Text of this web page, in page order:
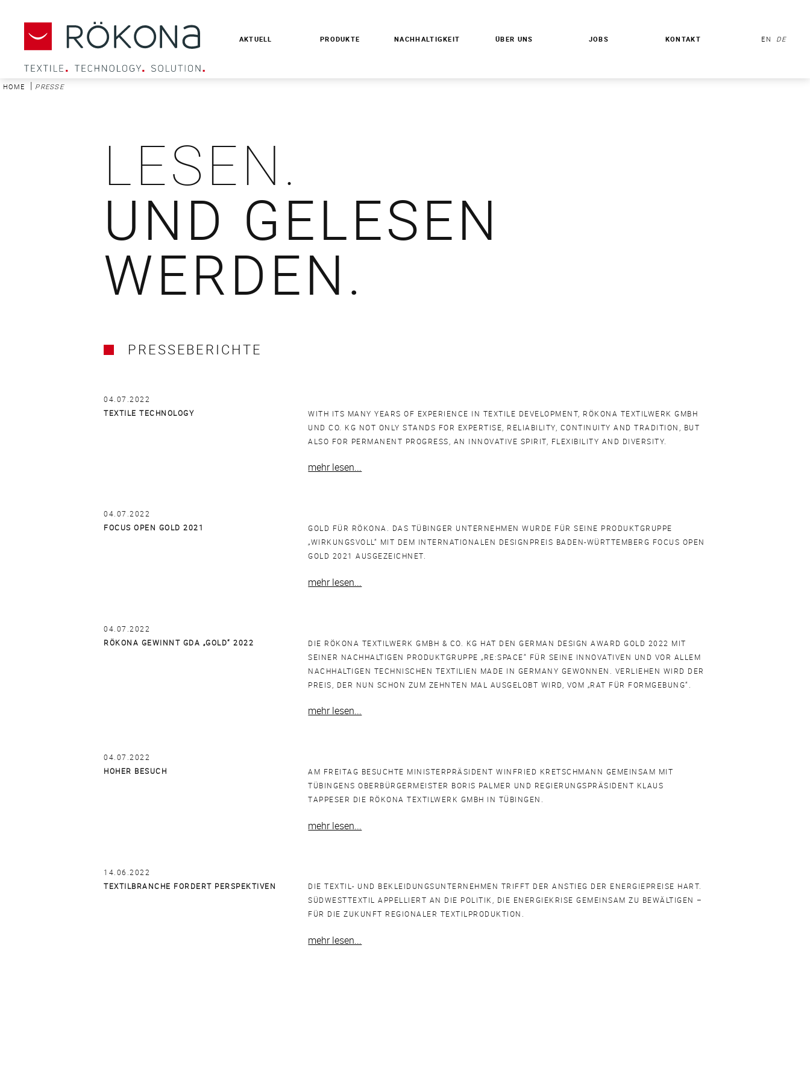
AKTUELL PRODUKTE NACHHALTIGKEIT ÜBER UNS JOBS KONTAKT EN DE
HOME | PRESSE
LESEN.
UND GELESEN
WERDEN.
PRESSEBERICHTE
04.07.2022
TEXTILE TECHNOLOGY
WITH ITS MANY YEARS OF EXPERIENCE IN TEXTILE DEVELOPMENT, RÖKONA TEXTILWERK GMBH
UND CO. KG NOT ONLY STANDS FOR EXPERTISE, RELIABILITY, CONTINUITY AND TRADITION, BUT
ALSO FOR PERMANENT PROGRESS, AN INNOVATIVE SPIRIT, FLEXIBILITY AND DIVERSITY.
mehr lesen...
04.07.2022
FOCUS OPEN GOLD 2021
GOLD FÜR RÖKONA. DAS TÜBINGER UNTERNEHMEN WURDE FÜR SEINE PRODUKTGRUPPE
„WIRKUNGSVOLL“ MIT DEM INTERNATIONALEN DESIGNPREIS BADEN-WÜRTTEMBERG FOCUS OPEN
GOLD 2021 AUSGEZEICHNET.
mehr lesen...
04.07.2022
RÖKONA GEWINNT GDA „GOLD“ 2022
DIE RÖKONA TEXTILWERK GMBH & CO. KG HAT DEN GERMAN DESIGN AWARD GOLD 2022 MIT
SEINER NACHHALTIGEN PRODUKTGRUPPE „RE:SPACE“ FÜR SEINE INNOVATIVEN UND VOR ALLEM
NACHHALTIGEN TECHNISCHEN TEXTILIEN MADE IN GERMANY GEWONNEN. VERLIEHEN WIRD DER
PREIS, DER NUN SCHON ZUM ZEHNTEN MAL AUSGELOBT WIRD, VOM „RAT FÜR FORMGEBUNG“.
mehr lesen...
04.07.2022
HOHER BESUCH
AM FREITAG BESUCHTE MINISTERPRÄSIDENT WINFRIED KRETSCHMANN GEMEINSAM MIT
TÜBINGENS OBERBÜRGERMEISTER BORIS PALMER UND REGIERUNGSPRÄSIDENT KLAUS
TAPPESER DIE RÖKONA TEXTILWERK GMBH IN TÜBINGEN.
mehr lesen...
14.06.2022
TEXTILBRANCHE FORDERT PERSPEKTIVEN
DIE TEXTIL- UND BEKLEIDUNGSUNTERNEHMEN TRIFFT DER ANSTIEG DER ENERGIEPREISE HART.
SÜDWESTTEXTIL APPELLIERT AN DIE POLITIK, DIE ENERGIEKRISE GEMEINSAM ZU BEWÄLTIGEN –
FÜR DIE ZUKUNFT REGIONALER TEXTILPRODUKTION.
mehr lesen...